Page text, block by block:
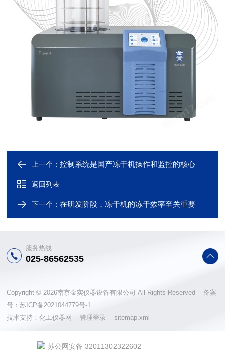
上一个：控制系统是国产冻干机操作和监控的核心
返回列表
下一个：在研发阶段，冻干机的冻干效率至关重要
服务热线
025-86562535
Copyright © 2026南京金实仪器设备有限公司 All Rights Reserved 备案
号：苏ICP备2021044779号-1
技术支持：化工仪器网管理登录 sitemap.xml
苏公网安备 32011302322602